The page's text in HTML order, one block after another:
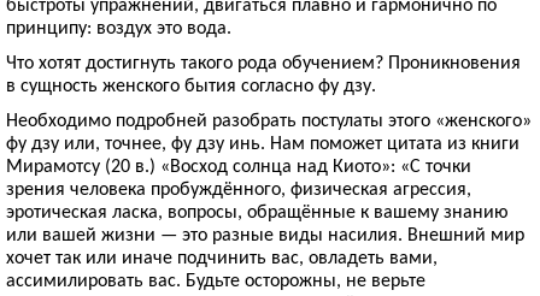
принципу: воздух это вода.
Что хотят достигнуть такого рода обучением? Проникновения
в сущность женского бытия согласно фу дзу.
Необходимо подробней разобрать постулаты этого «женского»
фу дзу или, точнее, фу дзу инь. Нам поможет цитата из книги
Мирамотсу (20 в.) «Восход солнца над Киото»: «С точки
зрения человека пробуждённого, физическая агрессия,
эротическая ласка, вопросы, обращённые к вашему знанию
или вашей жизни — это разные виды насилия. Внешний мир
хочет так или иначе подчинить вас, овладеть вами,
ассимилировать вас. Будьте осторожны, не верьте